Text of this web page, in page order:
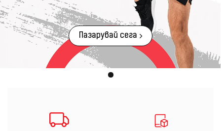
Пазарувай сега